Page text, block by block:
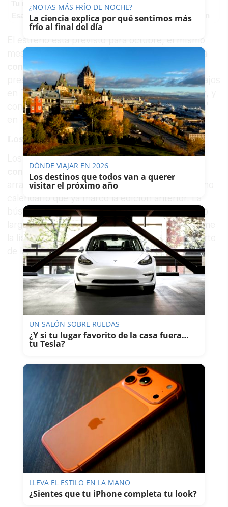
Tu memoria y la música
Esa canción antigua que no olvidas tiene una explicación
El estreno está previsto para octubre, el mismo
mes en que arrancó la edición de 2025.
Chenoa
continuará al frente del programa
como
presentadora, compaginando 'OT' con sus trabajos
en TVE, donde conduceDog HouseyThe Floor
con su papel como jurada en 'Tu cara me suena'
en Antena 3.
Los castings, en junio
Los castings para seleccionar a los16
concursantesque entrarán a la academia
arrancarán enjunio de 2027
, siguiendo el mismo
calendario que ya marcó la edición anterior. La
búsqueda de nuevos talentos se desarrollará a lo
largo de varias semanas antes de que se confirme
la lista definitiva de aspirantes que formarán parte
de la nueva promoción del talent show.
¿NOTAS MÁS FRÍO DE NOCHE?
La ciencia explica por qué sentimos más
frío al final del día
DÓNDE VIAJAR EN 2026
Los destinos que todos van a querer
visitar el próximo año
UN SALÓN SOBRE RUEDAS
¿Y si tu lugar favorito de la casa fuera…
tu Tesla?
LLEVA EL ESTILO EN LA MANO
¿Sientes que tu iPhone completa tu look?